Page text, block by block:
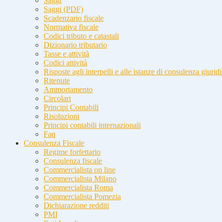
Saggi (PDF)
Scadenzario fiscale
Normativa fiscale
Codici tributo e catastali
Dizionario tributario
Tasse e attività
Codici attività
Risposte agli interpelli e alle istanze di consulenza
Ritenute
Ammortamento
Circolari
Principi Contabili
Risoluzioni
Principi contabili internazionali
Faq
Consulenza Fiscale
Regime forfettario
Consulenza fiscale
Commercialista on line
Commercialista Milano
Commercialista Roma
Commercialista Pomezia
Dichiarazione redditi
PMI